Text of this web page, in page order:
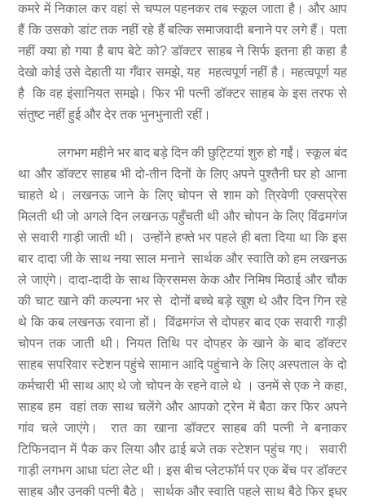
कमरे में निकाल कर वहां से चप्पल पहनकर तब स्कूल जाता है। और आप
हैं कि उसको डांट तक नहीं रहे हैं बल्कि समाजवादी बनाने पर लगे हैं। पता
नहीं क्या हो गया है बाप बेटे को? डॉक्टर साहब ने सिर्फ इतना ही कहा है
देखो कोई उसे देहाती या गँवार समझे, यह महत्वपूर्ण नहीं है। महत्वपूर्ण यह
है कि वह इंसानियत समझे। फिर भी पत्नी डॉक्टर साहब के इस तरफ से
संतुष्ट नहीं हुई और देर तक भुनभुनाती रहीं।
लगभग महीने भर बाद बड़े दिन की छुट्टियां शुरु हो गईं। स्कूल बंद
था और डॉक्टर साहब भी दो-तीन दिनों के लिए अपने पुश्तैनी घर हो आना
चाहते थे। लखनऊ जाने के लिए चोपन से शाम को त्रिवेणी एक्सप्रेस
मिलती थी जो अगले दिन लखनऊ पहुँचती थी और चोपन के लिए विंढमगंज
से सवारी गाड़ी जाती थी। उन्होंने हफ्ते भर पहले ही बता दिया था कि इस
बार दादा जी के साथ नया साल मनाने सार्थक और स्वाति को हम लखनऊ
ले जाएंगे। दादा-दादी के साथ क्रिसमस केक और निमिष मिठाई और चौक
की चाट खाने की कल्पना भर से दोनों बच्चे बड़े खुश थे और दिन गिन रहे
थे कि कब लखनऊ रवाना हों। विंढमगंज से दोपहर बाद एक सवारी गाड़ी
चोपन तक जाती थी। नियत तिथि पर दोपहर के खाने के बाद डॉक्टर
साहब सपरिवार स्टेशन पहुंचे सामान आदि पहुंचाने के लिए अस्पताल के दो
कर्मचारी भी साथ आए थे जो चोपन के रहने वाले थे । उनमें से एक ने कहा,
साहब हम वहां तक साथ चलेंगे और आपको ट्रेन में बैठा कर फिर अपने
गांव चले जाएंगे। रात का खाना डॉक्टर साहब की पत्नी ने बनाकर
टिफिनदान में पैक कर लिया और ढाई बजे तक स्टेशन पहुंच गए। सवारी
गाड़ी लगभग आधा घंटा लेट थी। इस बीच प्लेटफॉर्म पर एक बेंच पर डॉक्टर
साहब और उनकी पत्नी बैठे। सार्थक और स्वाति पहले साथ बैठे फिर इधर